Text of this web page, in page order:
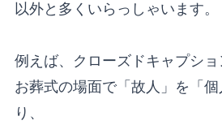
以外と多くいらっしゃいます。
例えば、クローズドキャプシ
お葬式の場面で「故人」を「
り、